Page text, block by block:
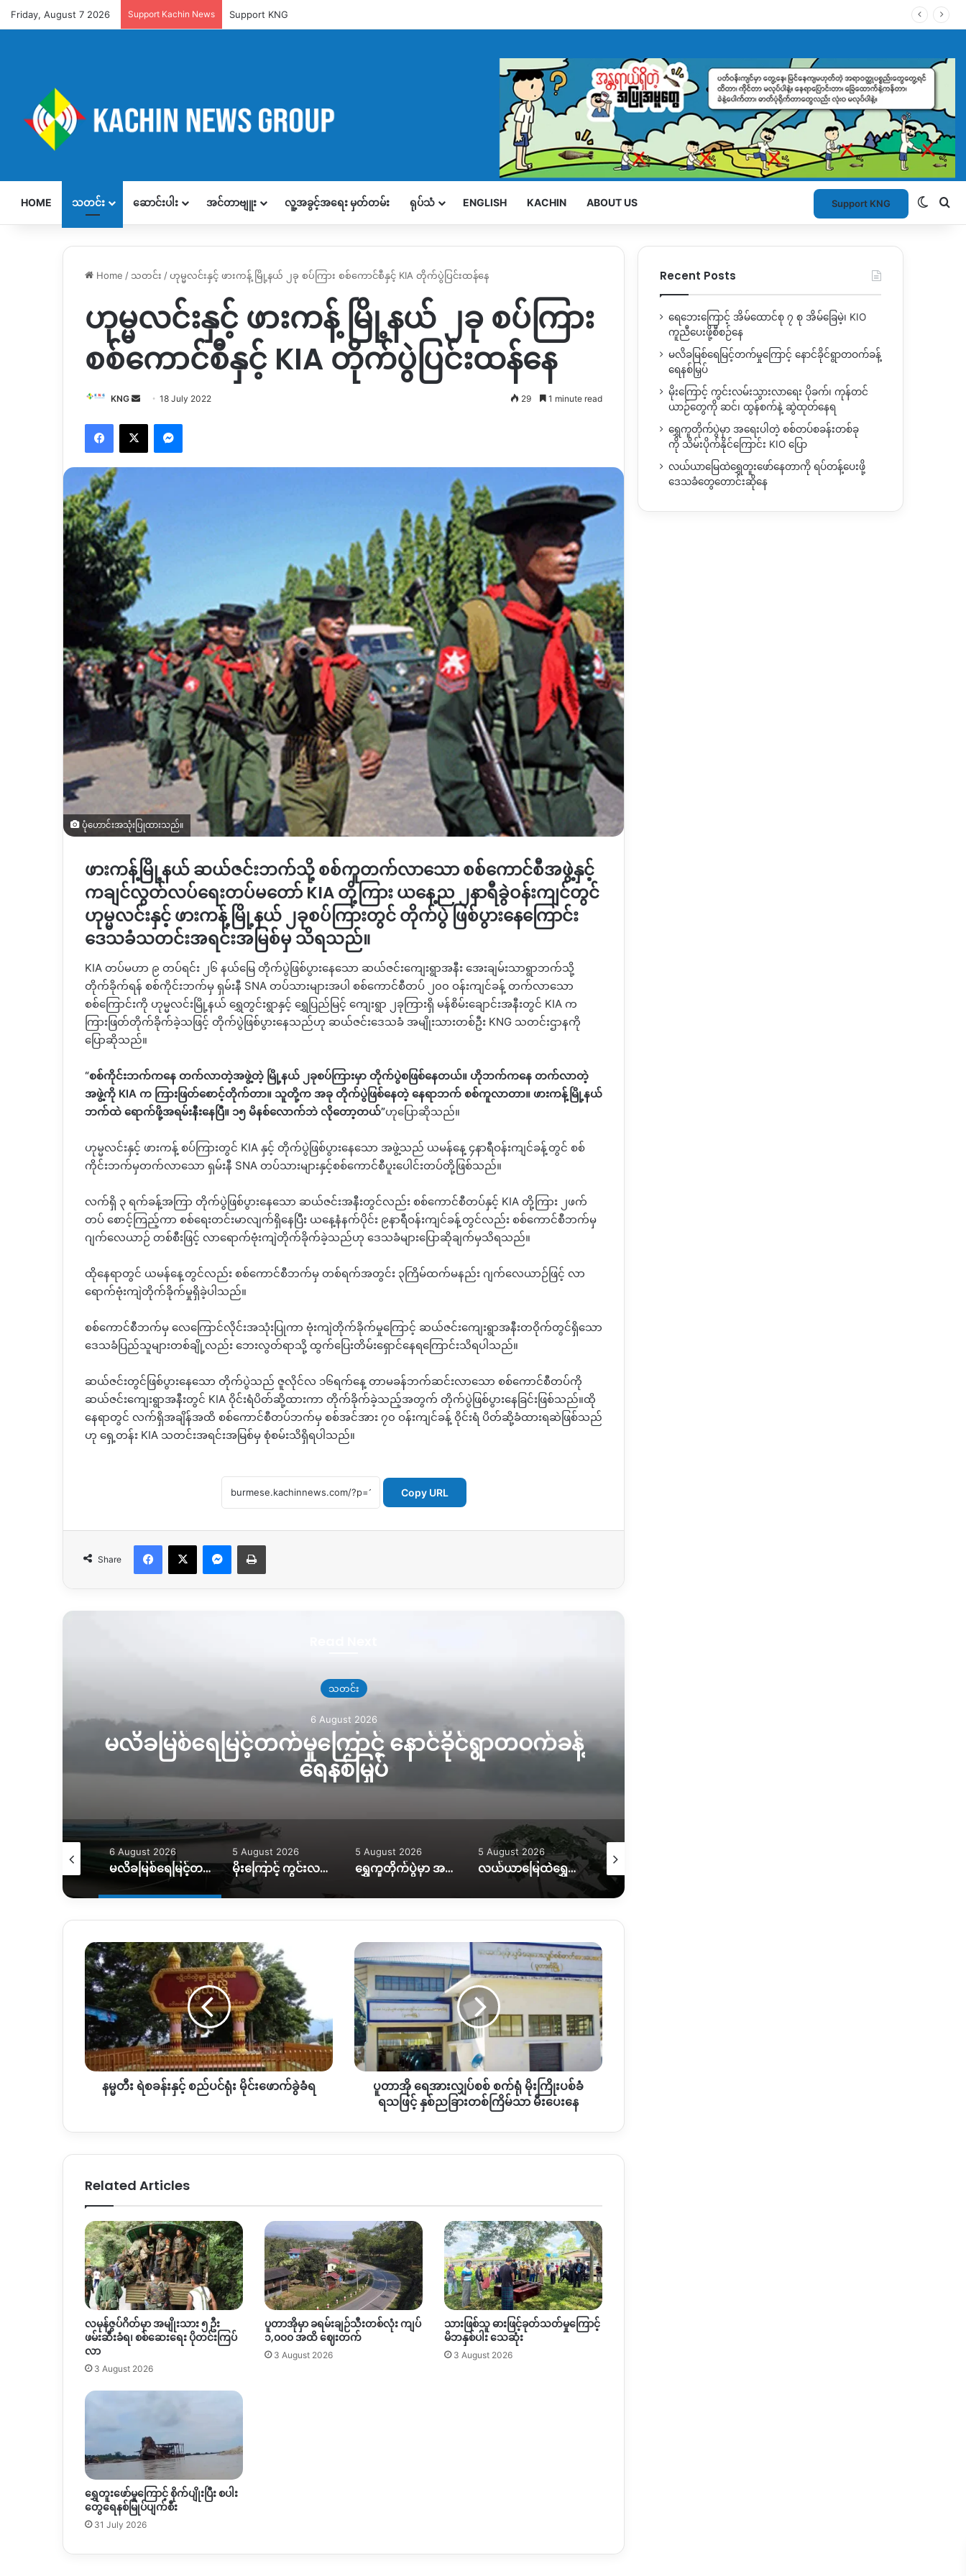
Friday, August 7 2026 Support Kachin News Support KNG
HOME သတင်း ဆောင်းပါး အင်တာဗျူး လူ့အခွင့်အရေး မှတ်တမ်း ရုပ်သံ ENGLISH KACHIN ABOUT US Support KNG
Home / သတင်း /ဟုမ္မလင်းနှင့် ဖားကန့် မြို့နယ် ၂ခု စပ်ကြား စစ်ကောင်စီနှင့် KIA တိုက်ပွဲပြင်းထန်နေ
ဟုမ္မလင်းနှင့် ဖားကန့် မြို့နယ် ၂ခု စပ်ကြား
စစ်ကောင်စီနှင့် KIA တိုက်ပွဲပြင်းထန်နေ
KNG
Send18 July 2022 29 1 minute read
Facebook
X Messenger
ပုံဟောင်းအသုံးပြုထားသည်။
ဖားကန့်မြို့နယ် ဆယ်ဇင်းဘက်သို့ စစ်ကူတက်လာသော စစ်ကောင်စီအဖွဲ့နှင့်
ကချင်လွတ်လပ်ရေးတပ်မတော် KIA တို့ကြား ယနေ့ည ၂နာရီခွဲဝန်းကျင်တွင်
ဟုမ္မလင်းနှင့် ဖားကန့် မြို့နယ် ၂ခုစပ်ကြားတွင် တိုက်ပွဲ ဖြစ်ပွားနေကြောင်း
ဒေသခံသတင်းအရင်းအမြစ်မှ သိရသည်။
KIA တပ်မဟာ ၉ တပ်ရင်း ၂၆ နယ်မြေ တိုက်ပွဲဖြစ်ပွားနေသော ဆယ်ဇင်းကျေးရွာအနီး အေးချမ်းသာရွာဘက်သို့
တိုက်ခိုက်ရန် စစ်ကိုင်းဘက်မှ ရှမ်းနီ SNA တပ်သားများအပါ စစ်ကောင်စီတပ် ၂၀၀ ဝန်းကျင်ခန့် တက်လာသော
စစ်ကြောင်းကို ဟုမ္မလင်းမြို့နယ် ရွှေတွင်းရွာနှင့် ရွှေပြည်မြင့် ကျေးရွာ ၂ခုကြားရှိ မန်စိမ်းချောင်းအနီးတွင် KIA က
ကြားဖြတ်တိုက်ခိုက်ခဲ့သဖြင့် တိုက်ပွဲဖြစ်ပွားနေသည်ဟု ဆယ်ဇင်းဒေသခံ အမျိုးသားတစ်ဦး KNG သတင်းဌာနကို
ပြောဆိုသည်။
“စစ်ကိုင်းဘက်ကနေ တက်လာတဲ့အဖွဲ့တဲ့ မြို့နယ် ၂ခုစပ်ကြားမှာ တိုက်ပွဲစဖြစ်နေတယ်။ ဟိုဘက်ကနေ တက်လာတဲ့
အဖွဲ့ကို KIA က ကြားဖြတ်စောင့်တိုက်တာ။ သူတို့က အခု တိုက်ပွဲဖြစ်နေတဲ့ နေရာဘက် စစ်ကူလာတာ။ ဖားကန့်မြို့နယ်
ဘက်ထဲ ရောက်ဖို့အရမ်းနီးနေပြီ။ ၁၅ မိနစ်လောက်ဘဲ လိုတော့တယ်”ဟုပြောဆိုသည်။
ဟုမ္မလင်းနှင့် ဖားကန့် စပ်ကြားတွင် KIA နှင့် တိုက်ပွဲဖြစ်ပွားနေသော အဖွဲ့သည် ယမန်နေ့ ၄နာရီဝန်းကျင်ခန့်တွင် စစ်
ကိုင်းဘက်မှတက်လာသော ရှမ်းနီ SNA တပ်သားများနှင့်စစ်ကောင်စီပူးပေါင်းတပ်တို့ဖြစ်သည်။
လက်ရှိ ၃ ရက်ခန့်အကြာ တိုက်ပွဲဖြစ်ပွားနေသော ဆယ်ဇင်းအနီးတွင်လည်း စစ်ကောင်စီတပ်နှင့် KIA တို့ကြား ၂ဖက်
တပ် စောင့်ကြည့်ကာ စစ်ရေးတင်းမာလျက်ရှိနေပြီး ယနေ့နံနက်ပိုင်း ၉နာရီဝန်းကျင်ခန့်တွင်လည်း စစ်ကောင်စီဘက်မှ
ဂျက်လေယာဉ် တစ်စီးဖြင့် လာရောက်ဗုံးကျဲတိုက်ခိုက်ခဲ့သည်ဟု ဒေသခံများပြောဆိုချက်မှသိရသည်။
ထိုနေရာတွင် ယမန်နေ့တွင်လည်း စစ်ကောင်စီဘက်မှ တစ်ရက်အတွင်း ၃ကြိမ်ထက်မနည်း ဂျက်လေယာဉ်ဖြင့် လာ
ရောက်ဗုံးကျဲတိုက်ခိုက်မှုရှိခဲ့ပါသည်။
စစ်ကောင်စီဘက်မှ လေကြောင်လိုင်းအသုံးပြုကာ ဗုံးကျဲတိုက်ခိုက်မှုကြောင့် ဆယ်ဇင်းကျေးရွာအနီးတဝိုက်တွင်ရှိသော
ဒေသခံပြည်သူများတစ်ချို့လည်း ဘေးလွတ်ရာသို့ ထွက်ပြေးတိမ်းရှောင်နေရကြောင်းသိရပါသည်။
ဆယ်ဇင်းတွင်ဖြစ်ပွားနေသော တိုက်ပွဲသည် ဇူလိုင်လ ၁၆ရက်နေ့ တာမခန်ဘက်ဆင်းလာသော စစ်ကောင်စီတပ်ကို
ဆယ်ဇင်းကျေးရွာအနီးတွင် KIA ဝိုင်းရံပိတ်ဆို့ထားကာ တိုက်ခိုက်ခဲ့သည့်အတွက် တိုက်ပွဲဖြစ်ပွားနေခြင်းဖြစ်သည်။ထို
နေရာတွင် လက်ရှိအချိန်အထိ စစ်ကောင်စီတပ်ဘက်မှ စစ်အင်အား ၇၀ ဝန်းကျင်ခန့် ဝိုင်းရံ ပိတ်ဆို့ခံထားရဆဲဖြစ်သည်
ဟု ရှေ့တန်း KIA သတင်းအရင်းအမြစ်မှ စုံစမ်းသိရှိရပါသည်။
Copy URL
Share
Facebook
X Messenger
Print
သတင်း
6 August 2026
မလိခမြစ်ရေမြင့်တက်မှုကြောင့် နောင်ခိုင်ရွာတဝက်ခန့်
ရေနစ်မြှပ်
6 August 2026
မလိခမြစ်ရေမြင့်တက်မှုကြောင့် နောင်ခိုင်ရွာတဝက်ခန့်ရေနစ်မြှပ်
5 August 2026
မိုးကြောင့် ကွင်းလမ်းသွားလာရေး ပိုခက်၊ ကုန်တင်ယာဉ်တွေကို ဆင်၊ ထွန်စက်နဲ့ ဆွဲထုတ်နေရ
5 August 2026
ရွှေကူတိုက်ပွဲမှာ အရေးပါတဲ့ စစ်တပ်စခန်းတစ်ခုကို သိမ်းပိုက်နိုင်ကြောင်း KIO ပြော
5 August 2026
လယ်ယာမြေထဲရွှေတူးဖော်နေတာကို ရပ်တန့်ပေးဖို့ဒေသခံတွေတောင်းဆိုနေ
5 August 2026
န
မ္
မ
တီး
ရဲစခန်း
နှင့်
စည်ပင်
ရုံး
မိုင်း
ဖောက်ခွဲ
နမ္မတီး ရဲစခန်းနှင့် စည်ပင်ရုံး မိုင်းဖောက်ခွဲခံရ
ပူ
တာ
အို
ရေအား
လျှပ်စစ်
စက်ရုံ
မိုးကြိုးပစ်
ခံ
ရသ
ည
မီး
ပေး
နေ
ပူတာအို ရေအားလျှပ်စစ် စက်ရုံ မိုးကြိုးပစ်ခံ
ရသဖြင့် နှစ်ညခြားတစ်ကြိမ်သာ မီးပေးနေ
Related Articles
လမုန်ဇွပ်ဂိတ်မှာ အမျိုးသား ၅ ဦး
ဖမ်းဆီးခံရ၊ စစ်ဆေးရေး ပိုတင်းကြပ်
လာ
3 August 2026
ပူတာအိုမှာ ခရမ်းချဉ်သီးတစ်လုံး ကျပ်
၁,၀၀၀ အထိ ဈေးတက်
3 August 2026
သားဖြစ်သူ ဓားဖြင့်ခုတ်သတ်မှုကြောင့်
မိဘနှစ်ပါး သေဆုံး
3 August 2026
ရွှေတူးဖော်မှုကြောင့် စိုက်ပျိုးပြီး စပါး
တွေရေနစ်မြုပ်ပျက်စီး
31 July 2026
Recent Posts
ရေဘေးကြောင့် အိမ်ထောင်စု ၇ စု အိမ်ခြေမဲ့၊ KIO
ကူညီပေးဖို့စီစဉ်နေ
မလိခမြစ်ရေမြင့်တက်မှုကြောင့် နောင်ခိုင်ရွာတဝက်ခန့်
ရေနစ်မြှပ်
မိုးကြောင့် ကွင်းလမ်းသွားလာရေး ပိုခက်၊ ကုန်တင်
ယာဉ်တွေကို ဆင်၊ ထွန်စက်နဲ့ ဆွဲထုတ်နေရ
ရွှေကူတိုက်ပွဲမှာ အရေးပါတဲ့ စစ်တပ်စခန်းတစ်ခု
ကို သိမ်းပိုက်နိုင်ကြောင်း KIO ပြော
လယ်ယာမြေထဲရွှေတူးဖော်နေတာကို ရပ်တန့်ပေးဖို့
ဒေသခံတွေတောင်းဆိုနေ